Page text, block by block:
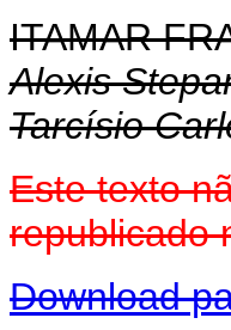
ITAMAR
Alexis
Tarcísio
Este texto
republicado
Download